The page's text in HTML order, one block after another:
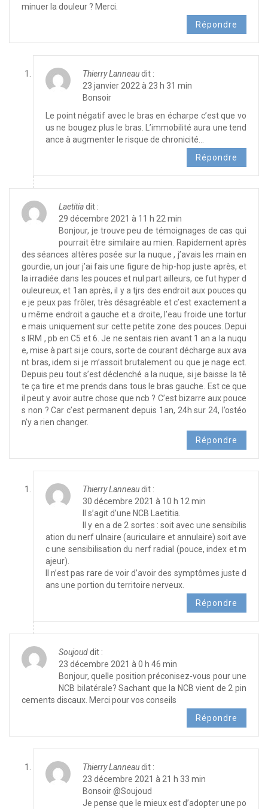
minuer la douleur ? Merci.
Répondre
Thierry Lanneaudit :
23 janvier 2022 à 23 h 31 min
Bonsoir
Le point négatif avec le bras en écharpe c’est que vo
us ne bougez plus le bras. L’immobilité aura une tend
ance à augmenter le risque de chronicité…
Répondre
Laetitiadit :
29 décembre 2021 à 11 h 22 min
Bonjour, je trouve peu de témoignages de cas qui
pourrait être similaire au mien. Rapidement après
des séances altères posée sur la nuque , j’avais les main en
gourdie, un jour j’ai fais une figure de hip-hop juste après, et
la irradiée dans les pouces et nul part ailleurs, ce fut hyper d
ouleureux, et 1an après, il y a tjrs des endroit aux pouces qu
e je peux pas frôler, très désagréable et c’est exactement a
u même endroit a gauche et a droite, l’eau froide une tortur
e mais uniquement sur cette petite zone des pouces..Depui
s IRM , pb en C5 et 6. Je ne sentais rien avant 1 an a la nuqu
e, mise à part si je cours, sorte de courant décharge aux ava
nt bras, idem si je m’assoit brutalement ou que je nage ect.
Depuis peu tout s’est déclenché a la nuque, si je baisse la tê
te ça tire et me prends dans tous le bras gauche. Est ce que
il peut y avoir autre chose que ncb ? C’est bizarre aux pouce
s non ? Car c’est permanent depuis 1an, 24h sur 24, l’ostéo
n’y a rien changer.
Répondre
Thierry Lanneaudit :
30 décembre 2021 à 10 h 12 min
Il s’agit d’une NCB Laetitia.
Il y en a de 2 sortes : soit avec une sensibilis
ation du nerf ulnaire (auriculaire et annulaire) soit ave
c une sensibilisation du nerf radial (pouce, index et m
ajeur).
Il n’est pas rare de voir d’avoir des symptômes juste d
ans une portion du territoire nerveux.
Répondre
Soujouddit :
23 décembre 2021 à 0 h 46 min
Bonjour, quelle position préconisez-vous pour une
NCB bilatérale? Sachant que la NCB vient de 2 pin
cements discaux. Merci pour vos conseils
Répondre
Thierry Lanneaudit :
23 décembre 2021 à 21 h 33 min
Bonsoir @Soujoud
Je pense que le mieux est d’adopter une po